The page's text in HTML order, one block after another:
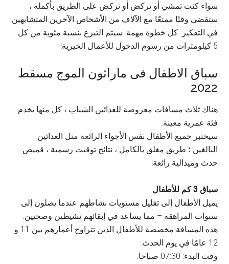
سواء كنت تمشي أو تركض أو تركض على الطريق بأكمله ،
ستقضي وقتًا ممتعًا مع الآلاف من الأشخاص الآخرين المتشابهين
في التفكير. كل خطوة مهمة: سيتم التبرع بنسبة مئوية من كل
5 كيلومترات من رسوم الدخول للأعمال الخيرية!
سباق الاطفال فى ماراثون الموج مسقط
2022
هناك ثلاث مسافات معروضة للعدائين الشباب ، كل منها يخدم
فئة عمرية معينة.
سيختبر جميع الأطفال نفس الأجواء الرائعة مثل العدائين
البالغين ؛ طريق مغلق بالكامل ، نتائج توقيت رسمية ، قميص
حدث وميدالية رائعة!
سباق 3 كم للأطفال
يميل الأطفال إلى تقليل مستويات نشاطهم عندما يصلون إلى
سنوات المراهقة – مما يساعد في إبقائهم نشيطين وصحيين.
هذه المسافة مخصصة للأطفال الذين تتراوح أعمارهم بين 11 و
12 عامًا في يوم الحدث.
وقت البدء: 07:30 صباحا.